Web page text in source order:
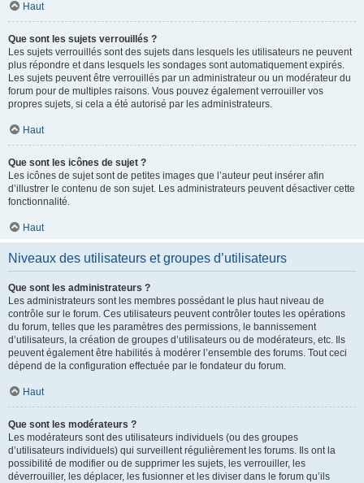
Haut
Que sont les sujets verrouillés ?
Les sujets verrouillés sont des sujets dans lesquels les utilisateurs ne peuvent
plus répondre et dans lesquels les sondages sont automatiquement expirés.
Les sujets peuvent être verrouillés par un administrateur ou un modérateur du
forum pour de multiples raisons. Vous pouvez également verrouiller vos
propres sujets, si cela a été autorisé par les administrateurs.
Haut
Que sont les icônes de sujet ?
Les icônes de sujet sont de petites images que l’auteur peut insérer afin
d’illustrer le contenu de son sujet. Les administrateurs peuvent désactiver cette
fonctionnalité.
Haut
Niveaux des utilisateurs et groupes d’utilisateurs
Que sont les administrateurs ?
Les administrateurs sont les membres possédant le plus haut niveau de
contrôle sur le forum. Ces utilisateurs peuvent contrôler toutes les opérations
du forum, telles que les paramètres des permissions, le bannissement
d’utilisateurs, la création de groupes d’utilisateurs ou de modérateurs, etc. Ils
peuvent également être habilités à modérer l’ensemble des forums. Tout ceci
dépend de la configuration effectuée par le fondateur du forum.
Haut
Que sont les modérateurs ?
Les modérateurs sont des utilisateurs individuels (ou des groupes
d’utilisateurs individuels) qui surveillent régulièrement les forums. Ils ont la
possibilité de modifier ou de supprimer les sujets, les verrouiller, les
déverrouiller, les déplacer, les fusionner et les diviser dans le forum qu’ils